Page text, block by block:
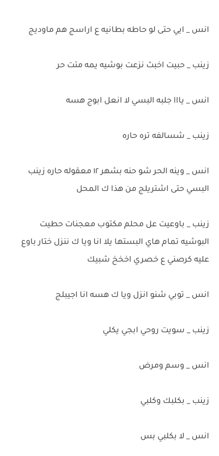
انس _ ايي حتى لو حاطه بطانيه ع اراسج هم ماوديج
زينب _ حبيت اخبث نزعت بوشيه يمه متت حر
انس _ يااا جلبه البسي لا انعل ابوج هسه
زينب _ شسالفه تره حاره
انس _ وينه الحر شو حنه بشهر ١٢ معقوله حاره زينب
البسي حتى اشتريلج من هذا ك المحل
زينب _ باوعيت عل محلم مكتوب معجنات حطيت
البوشيه تمام هاي البستها يلا انا ويا ك ننزل ختار باوع
عليه كرصني ع خصري اخخخ شبيك
انس _ توبي شنو انزل ويا ك هسه انا اجيبلج
زينب _ سويت روحي ابجي يكلي
انس _ وسم ومرض
زينب _ بكلبك وكلبي
انس _ لا بكلبي بس